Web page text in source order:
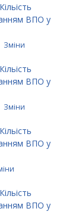
Кільість
ВПО у
Зміни
Кільість
ВПО у
Зміни
Кільість
ВПО у
Кільість
ВПО у